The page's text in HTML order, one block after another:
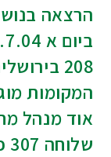
הרצאה
208
המקומות
שלוחה 307 פקס 025000076